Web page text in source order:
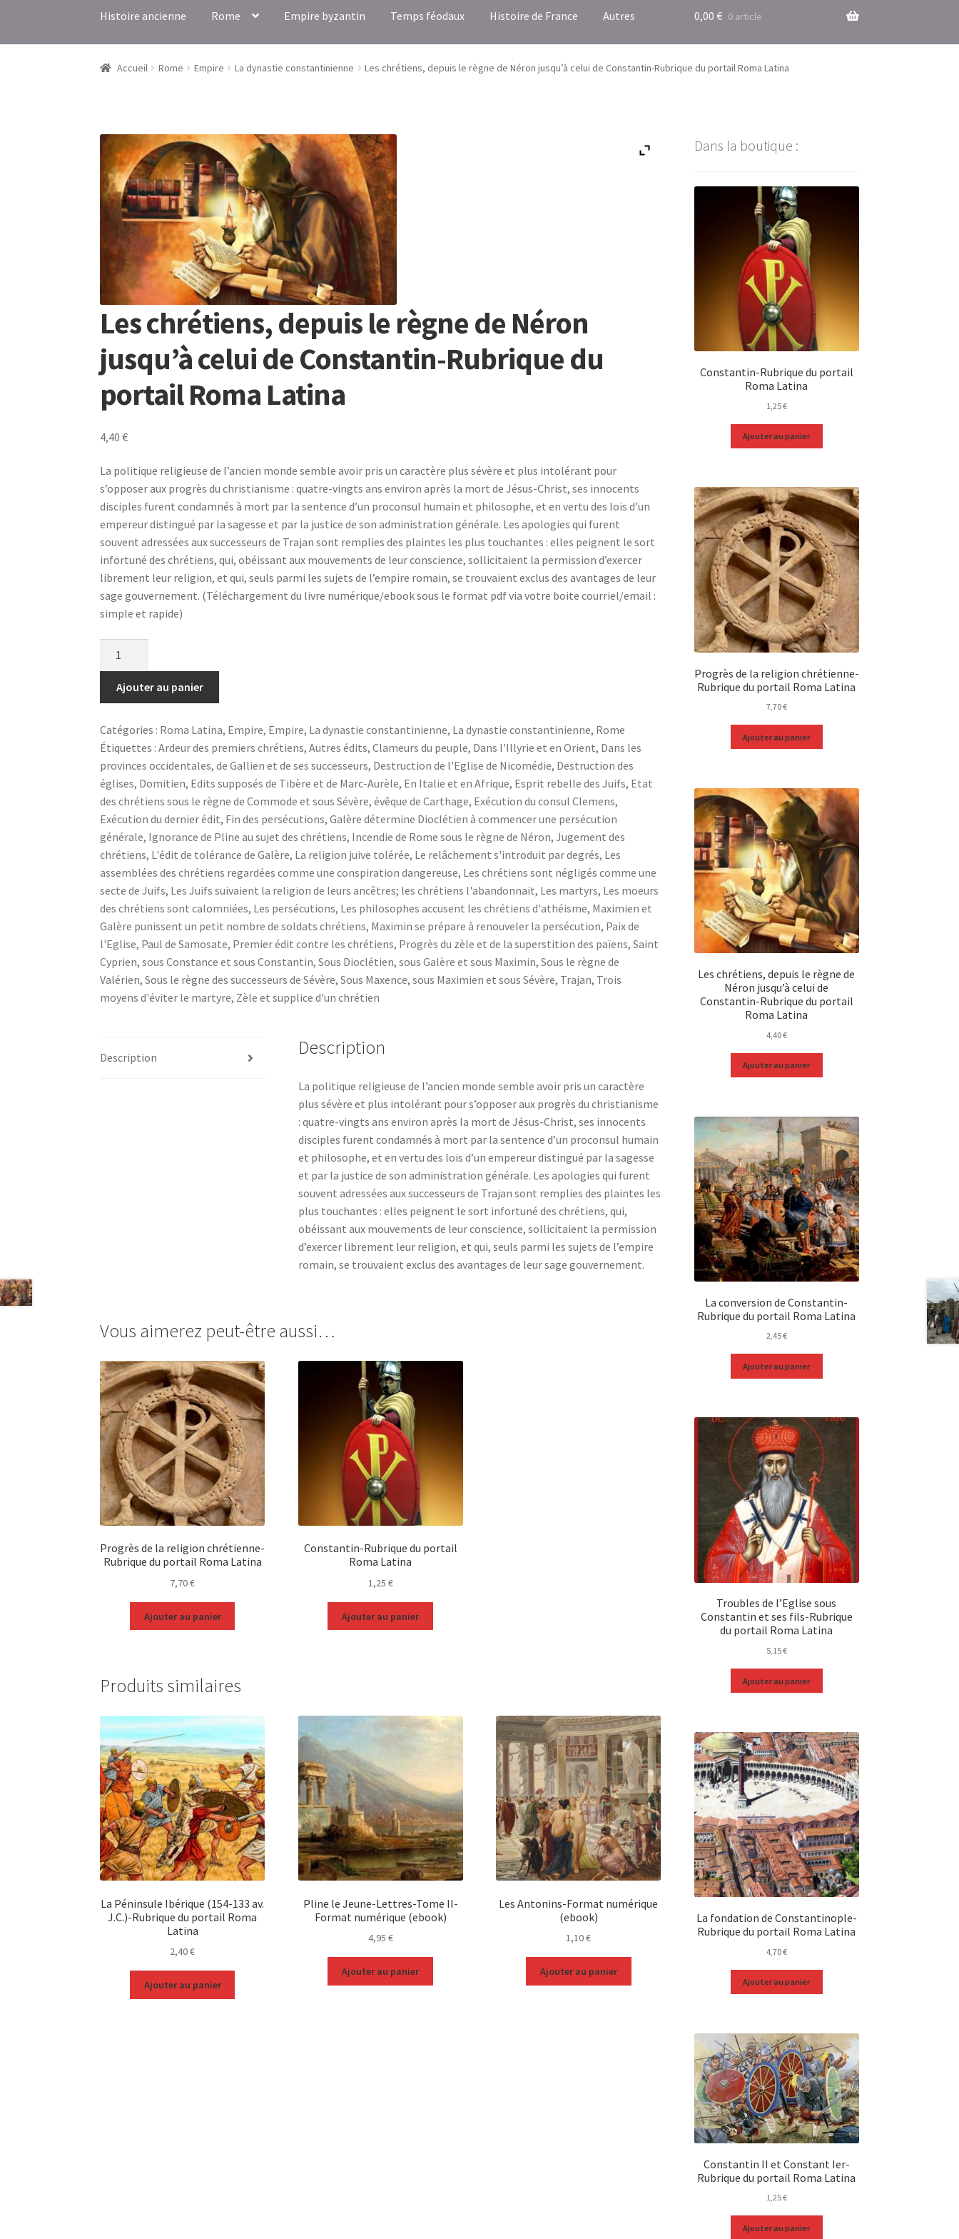
Histoire ancienne Rome Empire byzantin Temps féodaux Histoire de France Autres 0,00 € 0 article
Accueil Rome Empire La dynastie constantinienne Les chrétiens, depuis le règne de Néron jusqu’à celui de Constantin-Rubrique du portail Roma Latina
Les chrétiens, depuis le règne de Néron
jusqu’à celui de Constantin-Rubrique du
portail Roma Latina
4,40€
La politique religieuse de l’ancien monde semble avoir pris un caractère plus sévère et plus intolérant pour
s’opposer aux progrès du christianisme : quatre-vingts ans environ après la mort de Jésus-Christ, ses innocents
disciples furent condamnés à mort par la sentence d’un proconsul humain et philosophe, et en vertu des lois d’un
empereur distingué par la sagesse et par la justice de son administration générale. Les apologies qui furent
souvent adressées aux successeurs de Trajan sont remplies des plaintes les plus touchantes : elles peignent le sort
infortuné des chrétiens, qui, obéissant aux mouvements de leur conscience, sollicitaient la permission d’exercer
librement leur religion, et qui, seuls parmi les sujets de l’empire romain, se trouvaient exclus des avantages de leur
sage gouvernement. (Téléchargement du livre numérique/ebook sous le format pdf via votre boite courriel/email :
simple et rapide)
chrétiens,
le
règne
de
Néron
jusqu'à
celui
de
Constantin-
Rubrique
du
portail
Roma
Latina
Ajouter au panier
Catégories : Roma Latina, Empire, Empire, La dynastie constantinienne, La dynastie constantinienne, Rome
Étiquettes :Ardeur des premiers chrétiens,Autres édits,Clameurs du peuple, Dans l'Illyrie et en Orient, Dans les
provinces occidentales,de Gallien et de ses successeurs, Destruction de l'Eglise de Nicomédie, Destruction des
églises, Domitien, Edits supposés de Tibère et de Marc-Aurèle, En Italie et en Afrique, Esprit rebelle des Juifs, Etat
des chrétiens sous le règne de Commode et sous Sévère,évêque de Carthage, Exécution du consul Clemens,
Exécution du dernier édit, Fin des persécutions,Galère détermine Dioclétien à commencer une persécution
générale, Ignorance de Pline au sujet des chrétiens, Incendie de Rome sous le règne de Néron,Jugement des
chrétiens, L'édit de tolérance de Galère, La religion juive tolérée, Le relâchement s'introduit par degrés, Les
assemblées des chrétiens regardées comme une conspiration dangereuse, Les chrétiens sont négligés comme une
secte de Juifs, Les Juifs suivaient la religion de leurs ancêtres; les chrétiens l'abandonnait, Les martyrs, Les moeurs
des chrétiens sont calomniées, Les persécutions, Les philosophes accusent les chrétiens d'athéisme, Maximien et
Galère punissent un petit nombre de soldats chrétiens, Maximin se prépare à renouveler la persécution, Paix de
l'Eglise, Paul de Samosate, Premier édit contre les chrétiens, Progrès du zèle et de la superstition des païens,Saint
Cyprien,sous Constance et sous Constantin,Sous Dioclétien,sous Galère et sous Maximin,Sous le règne de
Valérien,Sous le règne des successeurs de Sévère,Sous Maxence,sous Maximien et sous Sévère, Trajan, Trois
moyens d'éviter le martyre, Zèle et supplice d'un chrétien
Description Description
La politique religieuse de l’ancien monde semble avoir pris un caractère
plus sévère et plus intolérant pour s’opposer aux progrès du christianisme
: quatre-vingts ans environ après la mort de Jésus-Christ, ses innocents
disciples furent condamnés à mort par la sentence d’un proconsul humain
et philosophe, et en vertu des lois d’un empereur distingué par la sagesse
et par la justice de son administration générale. Les apologies qui furent
souvent adressées aux successeurs de Trajan sont remplies des plaintes les
plus touchantes : elles peignent le sort infortuné des chrétiens, qui,
obéissant aux mouvements de leur conscience, sollicitaient la permission
d’exercer librement leur religion, et qui, seuls parmi les sujets de l’empire
romain, se trouvaient exclus des avantages de leur sage gouvernement.
Vous aimerez peut-être aussi…
Progrès de la religion chrétienne-
Rubrique du portail Roma Latina
7,70€
Ajouter au panier
Constantin-Rubrique du portail
Roma Latina
1,25 €
Ajouter au panier
Produits similaires
La Péninsule Ibérique (154-133 av.
J.C.)-Rubrique du portail Roma
Latina
2,40€
Ajouter au panier
Pline le Jeune-Lettres-Tome II-
Format numérique (ebook)
4,95 €
Ajouter au panier
Les Antonins-Format numérique
(ebook)
1,10€
Ajouter au panier
Dans la boutique :
Constantin-Rubrique du portail
Roma Latina
1,25€
Ajouter au panier
Progrès de la religion chrétienne-
Rubrique du portail Roma Latina
7,70€
Ajouter au panier
Les chrétiens, depuis le règne de
Néron jusqu’à celui de
Constantin-Rubrique du portail
Roma Latina
4,40€
Ajouter au panier
La conversion de Constantin-
Rubrique du portail Roma Latina
2,45€
Ajouter au panier
Troubles de l’Eglise sous
Constantin et ses fils-Rubrique
du portail Roma Latina
5,15€
Ajouter au panier
La fondation de Constantinople-
Rubrique du portail Roma Latina
4,70€
Ajouter au panier
Constantin II et Constant Ier-
Rubrique du portail Roma Latina
1,25€
Ajouter au panier